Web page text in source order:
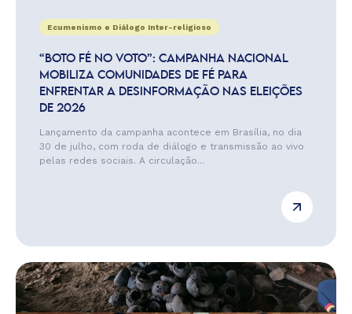
Ecumenismo e Diálogo Inter-religioso
“BOTO FÉ NO VOTO”: CAMPANHA NACIONAL
MOBILIZA COMUNIDADES DE FÉ PARA
ENFRENTAR A DESINFORMAÇÃO NAS ELEIÇÕES
DE 2026
Lançamento da campanha acontece em Brasília, no dia
30 de julho, com roda de diálogo e transmissão ao vivo
pelas redes sociais. A circulação...